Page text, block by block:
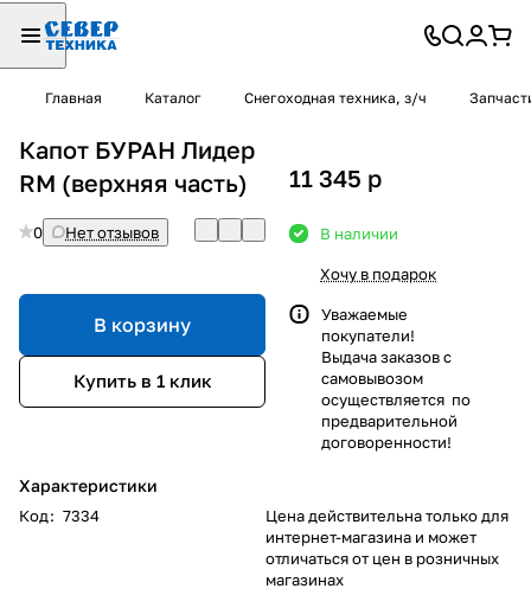
Главная Каталог Снегоходная техника, з/ч
Капот БУРАН Лидер
RM (верхняя часть)
0 Нет отзывов
В корзину
Купить в 1 клик
Характеристики
Код: 7334
11 345 p
В наличии
Хочу в подарок
Уважаемые
покупатели!
Выдача заказов с
самовывозом
осуществляется по
предварительной
договоренности!
Цена действительна только для
интернет-магазина и может
отличаться от цен в розничных
магазинах